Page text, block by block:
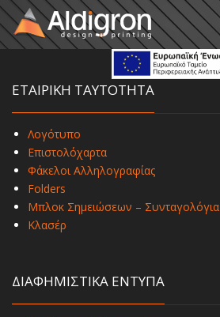
ΕΤΑΙΡΙΚΗ ΤΑΥΤΟΤΗΤΑ
Λογότυπο
Επιστολόχαρτα
Φάκελοι Αλληλογραφίας
Folders
Μπλοκ Σημειώσεων – Συνταγολόγια
Κλασέρ
ΔΙΑΦΗΜΙΣΤΙΚΑ ΕΝΤΥΠΑ